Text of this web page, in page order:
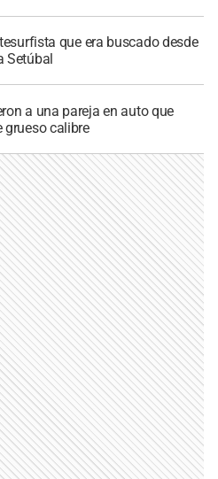
que era buscado desde
Setúbal
a una pareja en auto que
grueso calibre